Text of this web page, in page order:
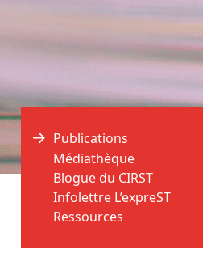
Accueil > Publications > Devoir
Publications
Médiathèque
Blogue du CIRST
Infolettre L’expreST
Ressources